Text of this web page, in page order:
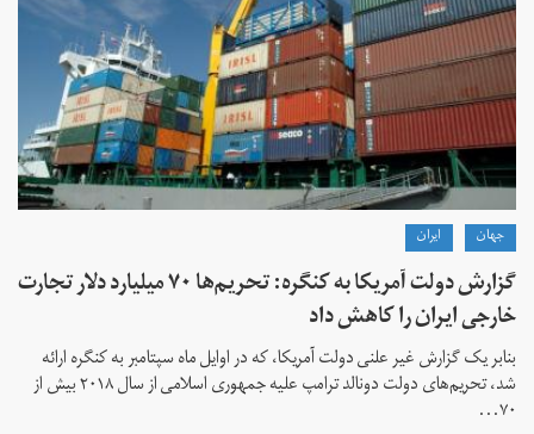
جهان ايران
گزارش دولت آمریکا به کنگره: تحریم‌ها ۷۰ میلیارد دلار تجارت
خارجی ایران را کاهش داد
بنابر یک گزارش غیر علنی دولت آمریکا، که در اوایل ماه سپتامبر به کنگره ارائه
شد، تحریم‌های دولت دونالد ترامپ علیه جمهوری اسلامی از سال ۲۰۱۸ بیش از
۷۰...